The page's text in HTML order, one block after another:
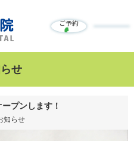
ご予約
せ
プンします！
知らせ